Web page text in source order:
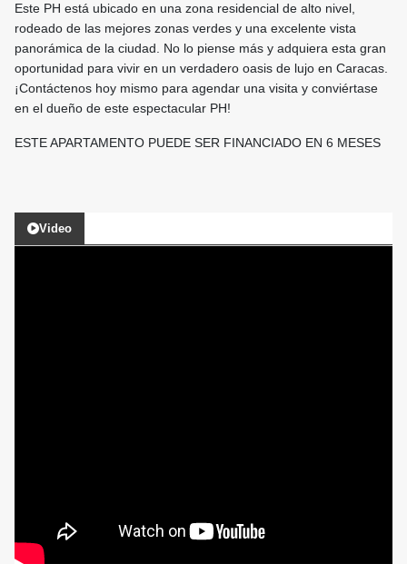
Este PH está ubicado en una zona residencial de alto nivel,
rodeado de las mejores zonas verdes y una excelente vista
panorámica de la ciudad. No lo piense más y adquiera esta gran
oportunidad para vivir en un verdadero oasis de lujo en Caracas.
¡Contáctenos hoy mismo para agendar una visita y conviértase
en el dueño de este espectacular PH!
ESTE APARTAMENTO PUEDE SER FINANCIADO EN 6 MESES
Video